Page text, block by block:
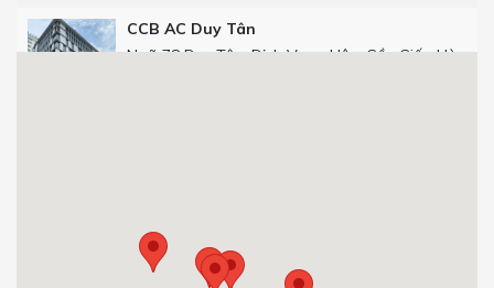
CCB AC Duy Tân
Ngõ 78 Duy Tân, Dịch Vọng Hậu, Cầu Giấy, Hà
0904 92 0082
Get Directions